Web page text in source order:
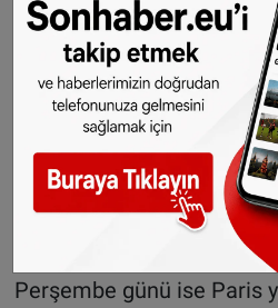
meydana geldiğini ve
bulunmadığını araştırıyor.
Fransa'da geçtiğimiz bir
araba içinde mahsur
Pazartesi günü ülkenin
iki ve dört
halindeki bir aracın içinde
Perşembe günü ise Paris